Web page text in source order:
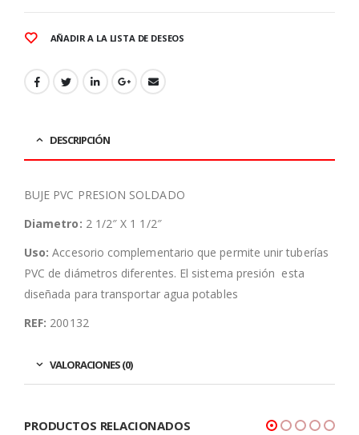
AÑADIR A LA LISTA DE DESEOS
DESCRIPCIÓN
BUJE PVC PRESION SOLDADO
Diametro: 2 1/2″ X 1 1/2″
Uso:Accesorio complementario que permite unir tuberías
PVC de diámetros diferentes. El sistema presión esta
diseñada para transportar agua potables
REF: 200132
VALORACIONES (0)
PRODUCTOS RELACIONADOS